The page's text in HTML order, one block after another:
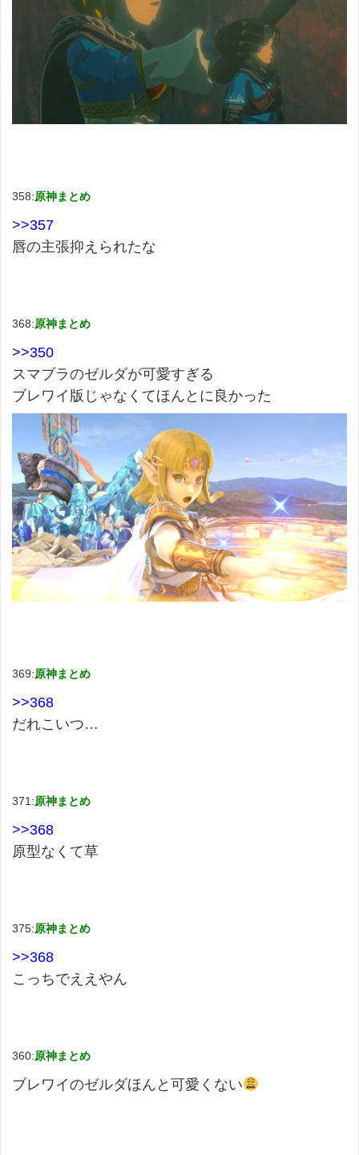
358:原神まとめ
>>357
唇の主張抑えられたな
368:原神まとめ
>>350
スマブラのゼルダが可愛すぎる
ブレワイ版じゃなくてほんとに良かった
369:原神まとめ
>>368
だれこいつ…
371:原神まとめ
>>368
原型なくて草
375:原神まとめ
>>368
こっちでええやん
360:原神まとめ
ブレワイのゼルダほんと可愛くない